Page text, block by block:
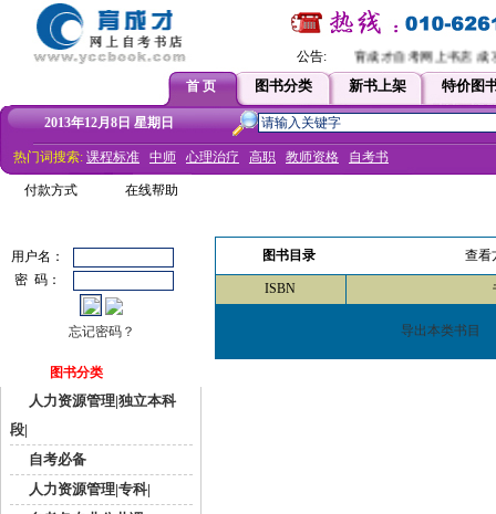
公告:
育成才自考网上书店 成
首 页
图书分类 新书上架 特价图
2013年12月8日 星期日
热门词搜索: 课程标准 中师 心理治疗 高职 教师资格 自考书
付款方式 在线帮助
用户名：
密 码：
忘记密码？
图书分类
人力资源管理|独立本科
段|
自考必备
人力资源管理|专科|
图书目录 查看
ISBN
导出本类书目